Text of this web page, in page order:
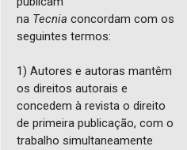
na Tecnia concordam com os
seguintes termos:
1) Autores e autoras mantêm
os direitos autorais e
concedem à revista o direito
de primeira publicação, com o
trabalho simultaneamente